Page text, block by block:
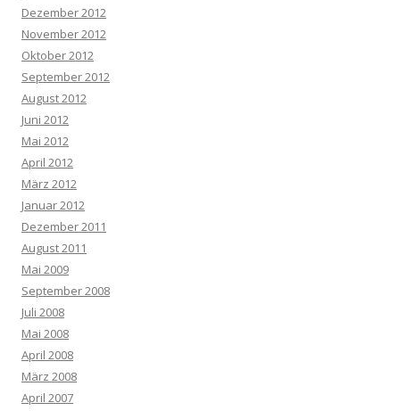
Dezember 2012
November 2012
Oktober 2012
September 2012
August 2012
Juni 2012
Mai 2012
April 2012
März 2012
Januar 2012
Dezember 2011
August 2011
Mai 2009
September 2008
Juli 2008
Mai 2008
April 2008
März 2008
April 2007